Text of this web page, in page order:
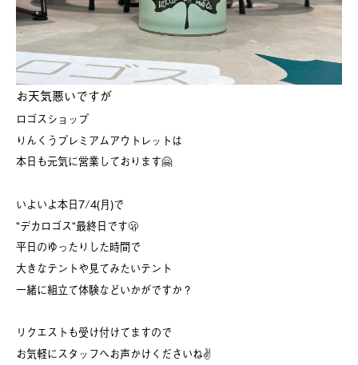
お天気悪いですが
ロゴスショップ
りんくうプレミアムアウトレットは
本日も元気に営業しております🤗
いよいよ本日7/4(月)で
“デカロゴス“最終日です🫢
平日のゆったりした時間で
大きなテントや見てみたいテント
一緒に組立て体験などいかがですか？
リクエストも受け付けてますので
お気軽にスタッフへお声かけくださいね✌️